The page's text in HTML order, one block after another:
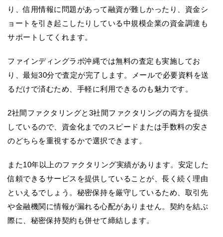
り、信用情報に問題があって融資が難しかったり、資金シ
ョートを引き起こしたりしている中規模企業の資金調達も
サポートしてくれます。
ファインディングラボ沖縄では無料の査定も実施してお
り、最短30分で査定が完了します。メールで必要資料を送
るだけで済むため、手軽に利用できるのも魅力です。
2社間ファクタリングと3社間ファクタリングの両方を提供
しているので、資金化までのスピードまたは手数料の安さ
のどちらを重視するかで選択できます。
また10年以上のファクタリング実績があります。安定した
信頼できるサービスを提供していることが、長く続く理由
といえるでしょう。秘密保持を厳守しているため、取引先
や金融機関に情報が漏れる心配がありません。契約を結ぶ
際に、秘密保持契約も併せて締結します。